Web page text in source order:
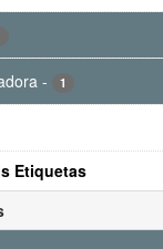
- 1
Etiquetas